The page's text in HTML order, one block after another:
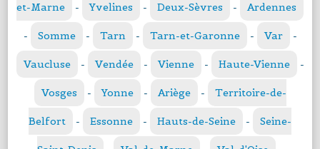
et-Marne - Yvelines - Deux-Sèvres - Ardennes
- Somme - Tarn - Tarn-et-Garonne - Var -
Vaucluse - Vendée - Vienne - Haute-Vienne -
Vosges - Yonne - Ariège - Territoire-de-
Belfort - Essonne - Hauts-de-Seine - Seine-